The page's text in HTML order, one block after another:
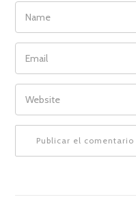
NAME
EMAIL
WEBSITE